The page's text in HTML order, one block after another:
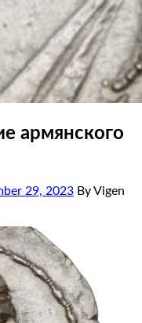
армянского
29, 2023 By Vigen